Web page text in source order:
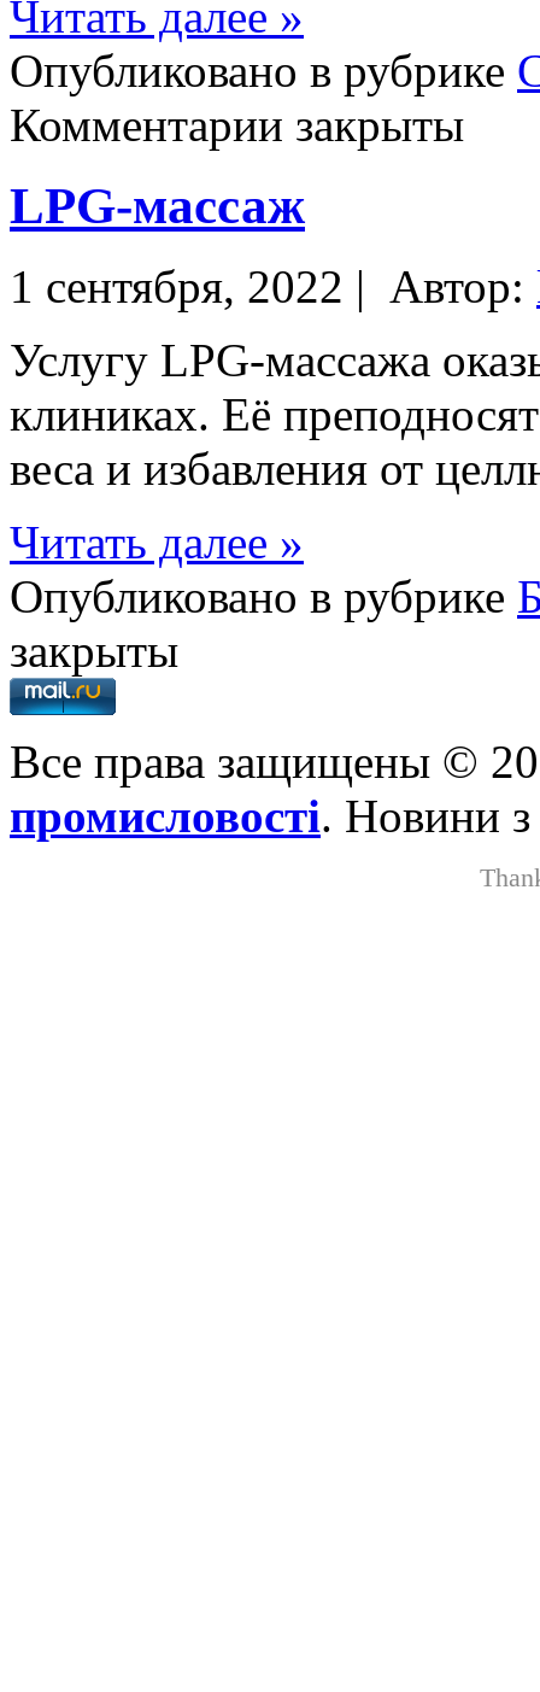
Читать далее »
Опубликовано в рубрике
Комментарии закрыты
LPG-массаж
1 сентября, 2022 | Автор:
Услугу LPG-массажа
клиниках. Её
веса и избавления от
Читать далее »
Опубликовано в рубрике
закрыты
Все права защищены ©
промисловості. Новини з